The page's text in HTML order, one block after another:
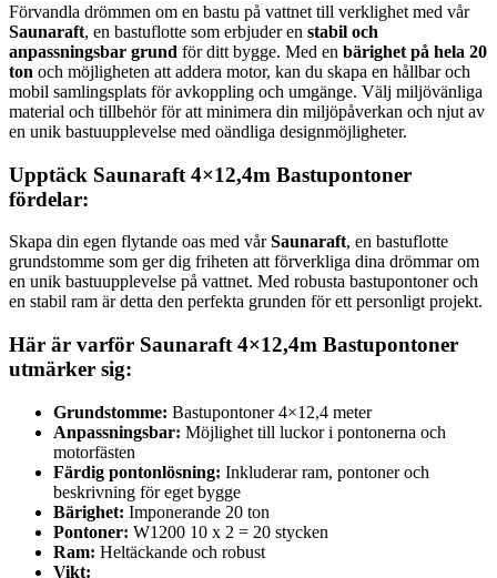
Förvandla drömmen om en bastu på vattnet till verklighet med vår
Saunaraft, en bastuflotte som erbjuder en stabil och
anpassningsbar grund för ditt bygge. Med en bärighet på hela 20
ton och möjligheten att addera motor, kan du skapa en hållbar och
mobil samlingsplats för avkoppling och umgänge. Välj miljövänliga
material och tillbehör för att minimera din miljöpåverkan och njut av
en unik bastuupplevelse med oändliga designmöjligheter.
Upptäck Saunaraft 4×12,4m Bastupontoner
fördelar:
Skapa din egen flytande oas med vårSaunaraft, en bastuflotte
grundstomme som ger dig friheten att förverkliga dina drömmar om
en unik bastuupplevelse på vattnet. Med robusta bastupontoner och
en stabil ram är detta den perfekta grunden för ett personligt projekt.
Här är varför Saunaraft 4×12,4m Bastupontoner
utmärker sig:
Grundstomme: Bastupontoner 4×12,4 meter
Anpassningsbar: Möjlighet till luckor i pontonerna och
motorfästen
Färdig pontonlösning: Inkluderar ram, pontoner och
beskrivning för eget bygge
Bärighet: Imponerande 20 ton
Pontoner: W1200 10 x 2 = 20 stycken
Ram: Heltäckande och robust
Vikt: